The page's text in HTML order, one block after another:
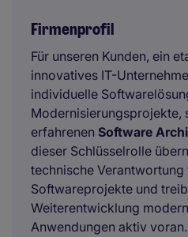
Firmenprofil
Für unseren Kunden, ein
innovatives IT-
individuelle
Modernisierungsprojekte,
erfahrenen Software
dieser Schlüsselrolle
technische
Softwareprojekte und
Weiterentwicklung
Anwendungen aktiv